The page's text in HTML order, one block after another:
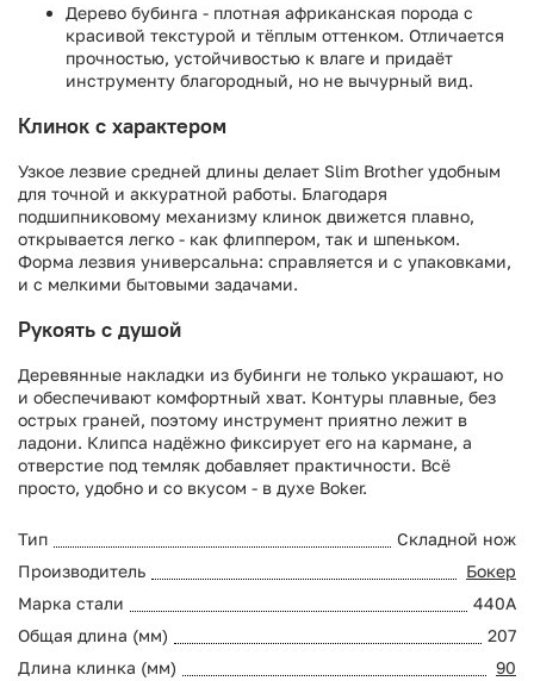
Дерево бубинга - плотная африканская порода с
красивой текстурой и тёплым оттенком. Отличается
прочностью, устойчивостью к влаге и придаёт
инструменту благородный, но не вычурный вид.
Клинок с характером
Узкое лезвие средней длины делает Slim Brother удобным
для точной и аккуратной работы. Благодаря
подшипниковому механизму клинок движется плавно,
открывается легко - как флиппером, так и шпеньком.
Форма лезвия универсальна: справляется и с упаковками,
и с мелкими бытовыми задачами.
Рукоять с душой
Деревянные накладки из бубинги не только украшают, но
и обеспечивают комфортный хват. Контуры плавные, без
острых граней, поэтому инструмент приятно лежит в
ладони. Клипса надёжно фиксирует его на кармане, а
отверстие под темляк добавляет практичности. Всё
просто, удобно и со вкусом - в духе Boker.
Тип
Складной нож
Производитель
Бокер
Марка стали
440А
Общая длина (мм)
207
Длина клинка (мм)
90